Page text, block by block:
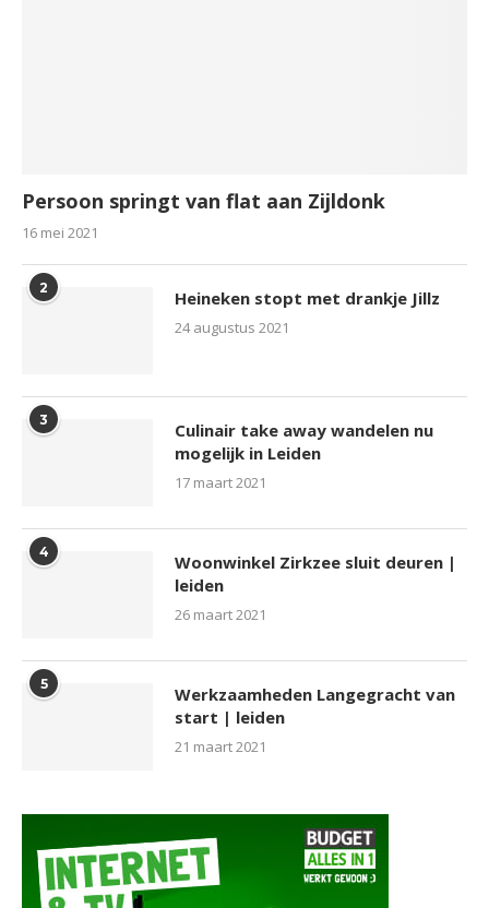
Persoon springt van flat aan Zijldonk
16 mei 2021
2 Heineken stopt met drankje Jillz
24 augustus 2021
3
Culinair take away wandelen nu
mogelijk in Leiden
17 maart 2021
4
Woonwinkel Zirkzee sluit deuren |
leiden
26 maart 2021
5
Werkzaamheden Langegracht van
start | leiden
21 maart 2021